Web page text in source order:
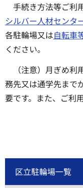
手続き方法等ご利
シルバー人材センタ
各駐輪場又は自転車
ください。
（注意）月ぎめ
務先又は通学先まで
要です。また、ご利
区立駐輪場一覧